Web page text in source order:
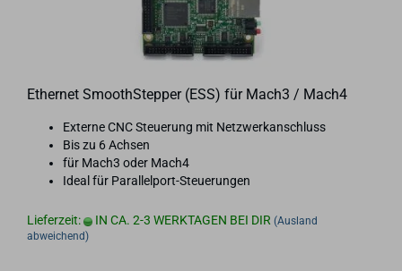
Ether­net SmoothS­tep­per (ESS) für Mach3 / Mach4
Ex­ter­ne CNC Steue­rung mit Netz­werk­an­schluss
Bis zu 6 Ach­sen
für Mach3 oder Mach4
Ideal für Parallelport-​Steuerungen
Lieferzeit: IN CA. 2-3 WERKTAGEN BEI DIR (Ausland
abweichend)